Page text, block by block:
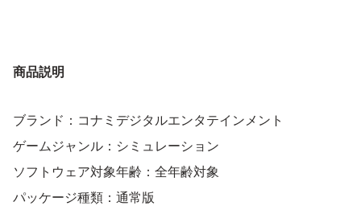
商品説明
ブランド：コナミデジタルエンタテインメント
ゲームジャンル：シミュレーション
ソフトウェア対象年齢：全年齢対象
パッケージ種類：通常版